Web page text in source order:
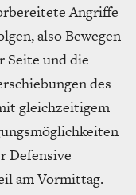
Angriffe
also Bewegen
Seite und die
des
gleichzeitigem
Defensive
am Vormittag.